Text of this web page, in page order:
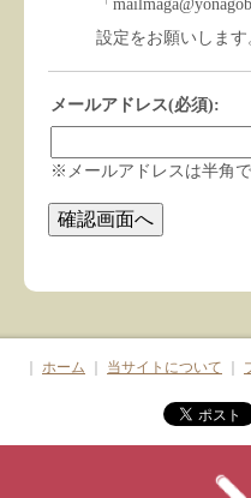
設定をお願いします
メールアドレス(必須):
※メールアドレスは半角で
ホーム 当サイトについて